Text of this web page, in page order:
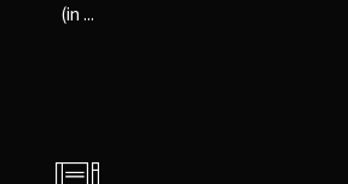
(in ...